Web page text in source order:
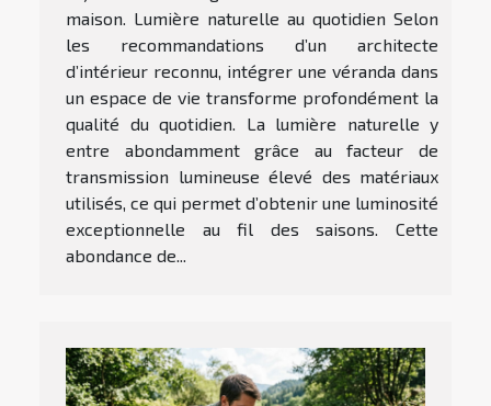
maison. Lumière naturelle au quotidien Selon
les recommandations d’un architecte
d’intérieur reconnu, intégrer une véranda dans
un espace de vie transforme profondément la
qualité du quotidien. La lumière naturelle y
entre abondamment grâce au facteur de
transmission lumineuse élevé des matériaux
utilisés, ce qui permet d’obtenir une luminosité
exceptionnelle au fil des saisons. Cette
abondance de...